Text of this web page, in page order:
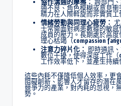
協作溝通的摩擦： 跨部門
通不良、角色模糊或意見
精力在人際斡旋而非實質工
情緒勞動與同理心疲勞：
士常需面對病患數據的敏
成員的壓力。長期處於高
理心枯竭（compassion
注意力碎片化： 即時通訊
數位干擾，使得深度工作
工作效率低下，並產生持續
這些內耗不僅降低個人效率，更
阻礙創新、影響人才留存的潛在
競爭力的產業，對內耗的忽視，
勢。